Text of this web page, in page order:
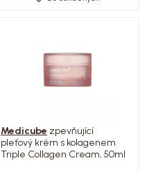
Medicube zpevňující
pleťový krém s kolagenem
Triple Collagen Cream, 50ml